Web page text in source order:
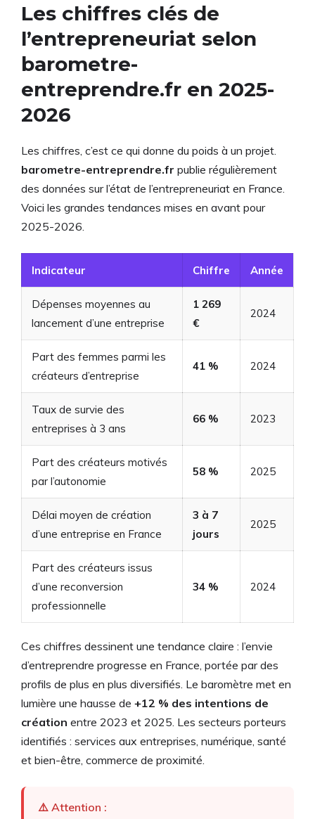
Les chiffres clés de
l’entrepreneuriat selon
barometre-
entreprendre.fr en 2025-
2026
Les chiffres, c’est ce qui donne du poids à un projet.
barometre-entreprendre.fr publie régulièrement
des données sur l’état de l’entrepreneuriat en France.
Voici les grandes tendances mises en avant pour
2025-2026.
Indicateur Chiffre Année
Dépenses moyennes au
lancement d’une entreprise
1 269
€
2024
Part des femmes parmi les
créateurs d’entreprise
41 % 2024
Taux de survie des
entreprises à 3 ans
66 % 2023
Part des créateurs motivés
par l’autonomie
58 % 2025
Délai moyen de création
d’une entreprise en France
3 à 7
jours
2025
Part des créateurs issus
d’une reconversion
professionnelle
34 % 2024
Ces chiffres dessinent une tendance claire : l’envie
d’entreprendre progresse en France, portée par des
profils de plus en plus diversifiés. Le baromètre met en
lumière une hausse de +12 % des intentions de
création entre 2023 et 2025. Les secteurs porteurs
identifiés : services aux entreprises, numérique, santé
et bien-être, commerce de proximité.
⚠️ Attention :